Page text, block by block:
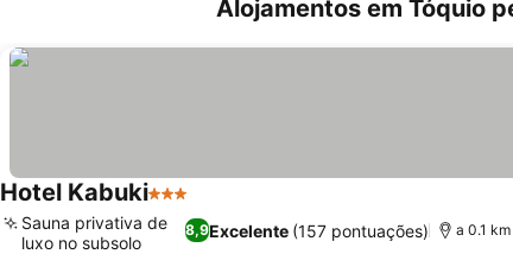
Alojamentos em Tóquio
Hotel Kabuki3 Estrelas
8,9Excelente (157 pontuações)
Sauna privativa de
luxo no subsolo
a 0.1